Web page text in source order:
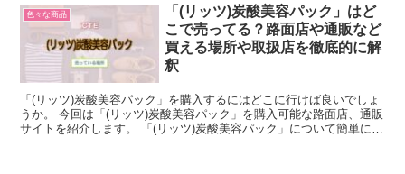
色々な商品
「(リッツ)炭酸美容パック」はど
こで売ってる？路面店や通販など
買える場所や取扱店を徹底的に解
釈
「(リッツ)炭酸美容パック」を購入するにはどこに行けば良いでしょ
うか。 今回は「(リッツ)炭酸美容パック」を購入可能な路面店、通販
サイトを紹介します。 「(リッツ)炭酸美容パック」について簡単に説